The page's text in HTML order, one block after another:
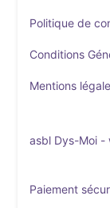
Politique de
Conditions
Mentions
asbl Dys-Moi -
Paiement